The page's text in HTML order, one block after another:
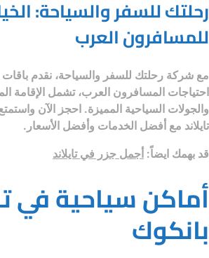
رحلتك للسفر والسياحة:
للمسافرون العرب
مع شركة رحلتك للسفر والسياحة، نقدم
احتياجات المسافرون العرب، تشمل الإقامة
والجولات السياحية المميزة. احجز الآن
تايلاند مع أفضل الخدمات وأفضل الأسعار.
قد بهمك ايضاً: أجمل جزر في تايلاند
أماكن سياحية في
بانكوك